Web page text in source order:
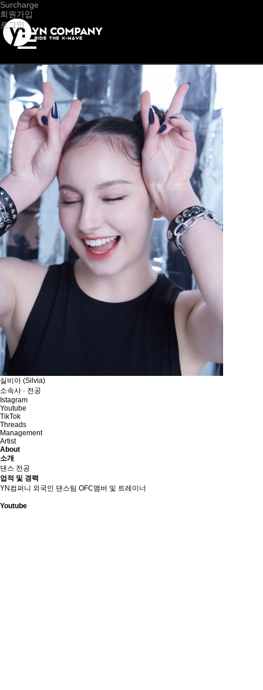
Surcharge
회원가입
로그인
매니지먼트
아티스트
아티스트
link copy
실비아 (Silvia)
소속사 · 전공
Istagram
Youtube
TikTok
Threads
Management
Artist
About
소개
댄스 전공
업적 및 경력
YN컴퍼니 외국인 댄스팀 OFC맴버 및 트레이너
Youtube